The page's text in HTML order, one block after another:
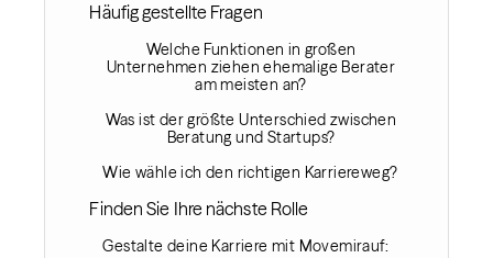
Häufig gestellte Fragen‍
Welche Funktionen in großen
Unternehmen ziehen ehemalige Berater
am meisten an?
Was ist der größte Unterschied zwischen
Beratung und Startups?
Wie wähle ich den richtigen Karriereweg?
Finden Sie Ihre nächste Rolle
Gestalte deine Karriere mit Movemirauf:‍